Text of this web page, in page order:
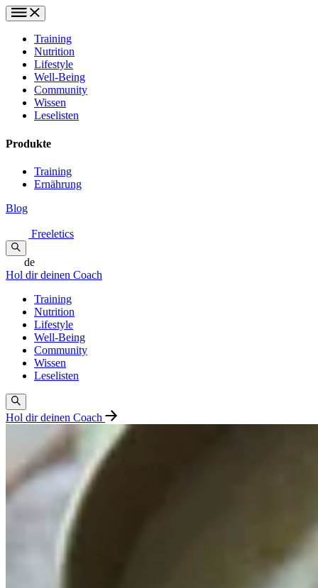
Training
Nutrition
Lifestyle
Well-Being
Community
Wissen
Leselisten
Produkte
Training
Ernährung
Blog
Freeletics
de
Hol dir deinen Coach
Training
Nutrition
Lifestyle
Well-Being
Community
Wissen
Leselisten
Hol dir deinen Coach